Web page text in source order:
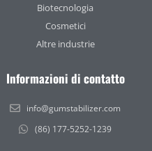
Biotecnologia
Cosmetici
Altre industrie
Informazioni di contatto
info@gumstabilizer.com
(86) 177-5252-1239